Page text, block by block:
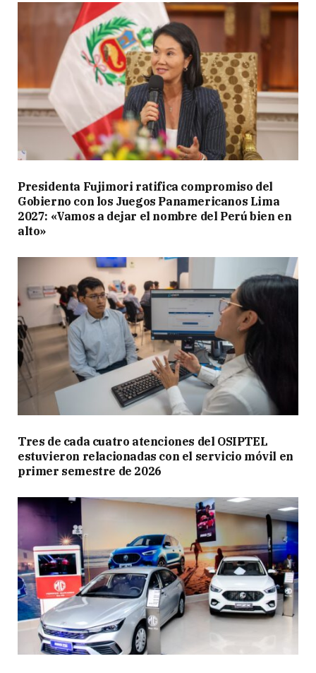
Presidenta Fujimori ratifica compromiso del
Gobierno con los Juegos Panamericanos Lima
2027: «Vamos a dejar el nombre del Perú bien en
alto»
Tres de cada cuatro atenciones del OSIPTEL
estuvieron relacionadas con el servicio móvil en
primer semestre de 2026